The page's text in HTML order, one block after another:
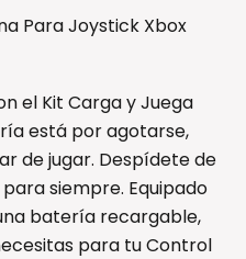
Para Joystick Xbox
el Kit Carga y Juega
está por agotarse,
de jugar. Despídete de
siempre. Equipado
batería recargable,
para tu Control